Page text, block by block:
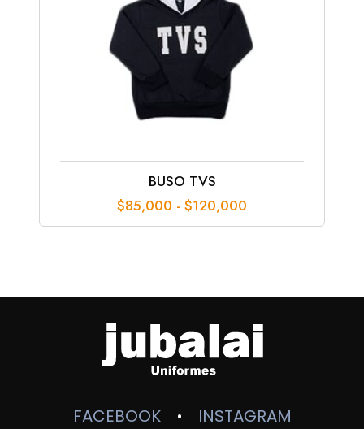
BUSO TVS
$85,000 - $120,000
de
$120,000
FACEBOOK • INSTAGRAM